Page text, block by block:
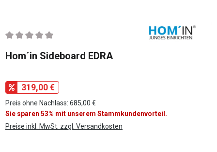
Durchschnittliche Bewertung von 0 von 5 Sternen
Hom´in Sideboard EDRA
319,00 €
Preis ohne Nachlass: 685,00 €
Sie sparen 53% mit unserem Stammkundenvorteil.
Preise inkl. MwSt. zzgl. Versandkosten